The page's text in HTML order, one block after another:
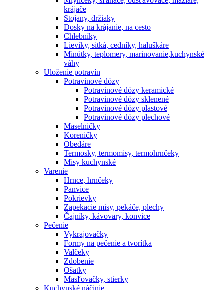
krájače
Stojany, držiaky
Dosky na krájanie, na cesto
Chlebníky
Lieviky, sitká, cedníky, haluškáre
Minútky, teplomery, marinovanie,kuchynské
váhy
Uloženie potravín
Potravinové dózy
Potravinové dózy keramické
Potravinové dózy sklenené
Potravinové dózy plastové
Potravinové dózy plechové
Maselničky
Koreničky
Obedáre
Termosky, termomisy, termohrnčeky
Misy kuchynské
Varenie
Hrnce, hrnčeky
Panvice
Pokrievky
Zapekacie misy, pekáče, plechy
Čajníky, kávovary, konvice
Pečenie
Vykrajovačky
Formy na pečenie a tvorítka
Valčeky
Zdobenie
Ošatky
Masľovačky, stierky
Kuchynské náčinie